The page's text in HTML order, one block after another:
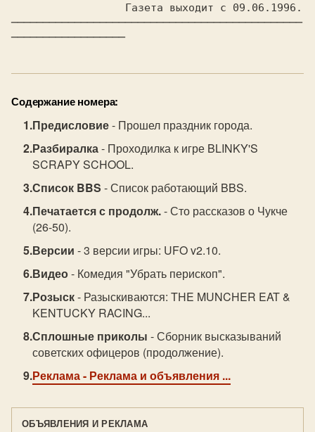
──────────────────────────────────────────────
──────────────────
Содержание номера:
Предисловие- Прошел праздник города.
Разбиралка- Проходилка к игре BLINKY'S
SCRAPY SCHOOL.
Список BBS - Список работающий BBS.
Печатается с продолж.- Сто рассказов о Чукче
(26-50).
Версии - 3 версии игры: UFO v2.10.
Видео- Комедия "Убрать перископ".
Розыск- Разыскиваются: THE MUNCHER EAT &
KENTUCKY RACING...
Сплошные приколы - Сборник высказываний
советских офицеров (продолжение).
Реклама- Реклама и объявления ...
ОБЪЯВЛЕНИЯ И РЕКЛАМА